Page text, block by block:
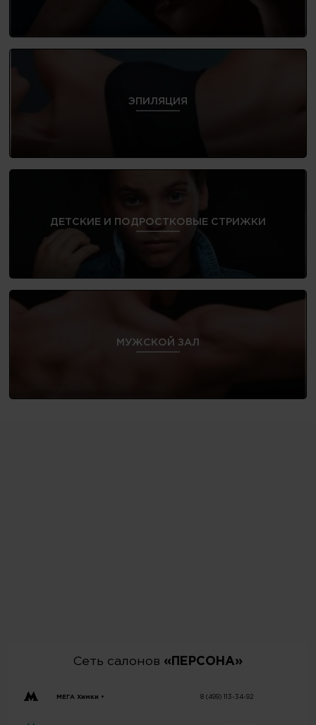
ЭПИЛЯЦИЯ
ДЕТСКИЕ И ПОДРОСТКОВЫЕ СТРИЖКИ
МУЖСКОЙ ЗАЛ
Сеть салонов «ПЕРСОНА»
МЕГА Химки • 8 (499) 113-34-92